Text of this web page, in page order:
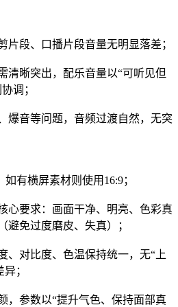
片段、口播片段音量无明显落差；
清晰突出，配乐音量以“可听见但
调；
爆音等问题，音频过渡自然，无突
有横屏素材则使用16:9；
心要求：画面干净、明亮、色彩真
避免过度磨皮、失真）；
、对比度、色温保持统一，无“上
；
，参数以“提升气色、保持面部真